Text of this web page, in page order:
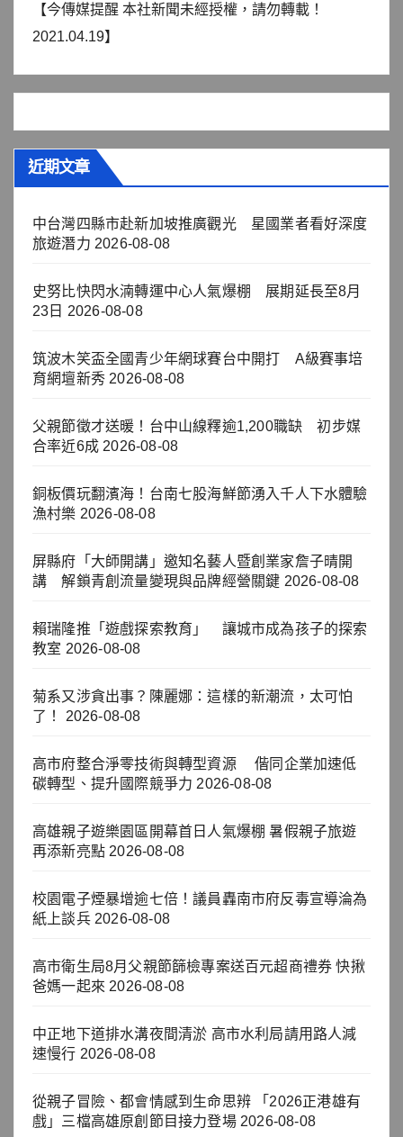
【今傳媒提醒 本社新聞未經授權，請勿轉載！
2021.04.19】
近期文章
中台灣四縣市赴新加坡推廣觀光 星國業者看好深度
旅遊潛力 2026-08-08
史努比快閃水湳轉運中心人氣爆棚 展期延長至8月
23日 2026-08-08
筑波木笑盃全國青少年網球賽台中開打 A級賽事培
育網壇新秀 2026-08-08
父親節徵才送暖！台中山線釋逾1,200職缺 初步媒
合率近6成 2026-08-08
銅板價玩翻濱海！台南七股海鮮節湧入千人下水體驗
漁村樂 2026-08-08
屏縣府「大師開講」邀知名藝人暨創業家詹子晴開
講 解鎖青創流量變現與品牌經營關鍵 2026-08-08
賴瑞隆推「遊戲探索教育」 讓城市成為孩子的探索
教室 2026-08-08
菊系又涉貪出事？陳麗娜：這樣的新潮流，太可怕
了！
2026-08-08
高市府整合淨零技術與轉型資源 偕同企業加速低
碳轉型、提升國際競爭力 2026-08-08
高雄親子遊樂園區開幕首日人氣爆棚 暑假親子旅遊
再添新亮點 2026-08-08
校園電子煙暴增逾七倍！議員轟南市府反毒宣導淪為
紙上談兵 2026-08-08
高市衛生局8月父親節篩檢專案送百元超商禮券 快揪
爸媽一起來 2026-08-08
中正地下道排水溝夜間清淤 高市水利局請用路人減
速慢行 2026-08-08
從親子冒險、都會情感到生命思辨 「2026正港雄有
戲」三檔高雄原創節目接力登場 2026-08-08